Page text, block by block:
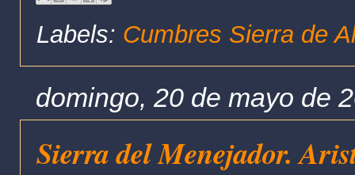
Labels: Cumbres Sierra de
domingo, 20 de mayo de
Sierra del Menejador.